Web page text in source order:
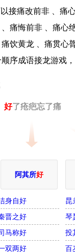
接痛改前非 、痛
痛悔前非 、痛心
饮黄龙 、痛贯心
序成语接龙游戏
好了疮疤忘了痛
阿其所好
身自好
昆
晋之好
琴
马称好
投
双两好 百